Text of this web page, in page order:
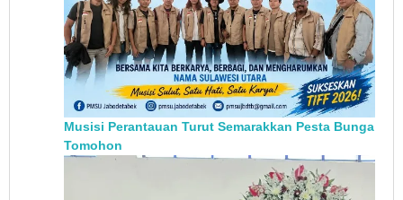
Musisi Perantauan Turut Semarakkan Pesta Bunga
Tomohon